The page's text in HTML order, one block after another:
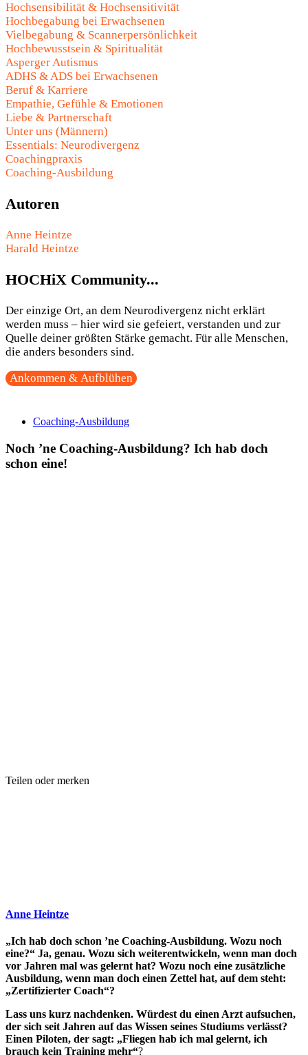
Hochsensibilität & Hochsensitivität
Hochbegabung bei Erwachsenen
Vielbegabung & Scannerpersönlichkeit
Hochbewusstsein & Spiritualität
Asperger Autismus
ADHS & ADS bei Erwachsenen
Beruf & Karriere
Empathie, Gefühle & Emotionen
Liebe & Partnerschaft
Unter uns (Männern)
Essentials: Neurodivergenz
Coachingpraxis
Coaching-Ausbildung
Autoren
Anne Heintze
Harald Heintze
HOCHiX Community...
Der einzige Ort, an dem Neurodivergenz nicht erklärt
werden muss – hier wird sie gefeiert, verstanden und zur
Quelle deiner größten Stärke gemacht. Für alle Menschen,
die anders besonders sind.
Ankommen & Aufblühen
Coaching-Ausbildung
Noch ’ne Coaching-Ausbildung? Ich hab doch
schon eine!
Teilen oder merken
Anne Heintze
„Ich hab doch schon ’ne Coaching-Ausbildung. Wozu noch
eine?“ Ja, genau. Wozu sich weiterentwickeln, wenn man doch
vor Jahren mal was gelernt hat? Wozu noch eine zusätzliche
Ausbildung, wenn man doch einen Zettel hat, auf dem steht:
„Zertifizierter Coach“?
Lass uns kurz nachdenken. Würdest du einen Arzt aufsuchen,
der sich seit Jahren auf das Wissen seines Studiums verlässt?
Einen Piloten, der sagt: „Fliegen hab ich mal gelernt, ich
brauch kein Training mehr“?